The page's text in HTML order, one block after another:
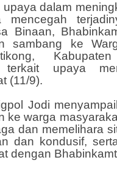
dalam
mencegah
Binaan,
sambang ke
terkait upaya
(11/9).
Jodi
ke warga
dan memelihara
dan kondusif,
dengan